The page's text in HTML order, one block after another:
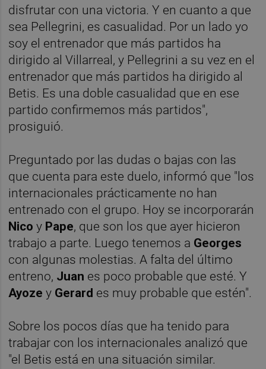
disfrutar con una victoria. Y en cuanto a que
sea Pellegrini, es casualidad. Por un lado yo
soy el entrenador que más partidos ha
dirigido al Villarreal, y Pellegrini a su vez en el
entrenador que más partidos ha dirigido al
Betis. Es una doble casualidad que en ese
partido confirmemos más partidos",
prosiguió.
Preguntado por las dudas o bajas con las
que cuenta para este duelo, informó que "los
internacionales prácticamente no han
entrenado con el grupo. Hoy se incorporarán
Nicoy Pape, que son los que ayer hicieron
trabajo a parte. Luego tenemos a Georges
con algunas molestias. A falta del último
entreno, Juan es poco probable que esté. Y
Ayozey Gerard es muy probable que estén".
Sobre los pocos días que ha tenido para
trabajar con los internacionales analizó que
"el Betis está en una situación similar.